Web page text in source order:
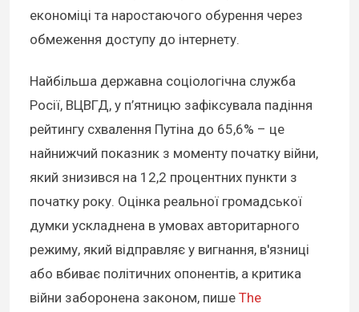
економіці та наростаючого обурення через
обмеження доступу до інтернету.
Найбільша державна соціологічна служба
Росії, ВЦВГД, у п’ятницю зафіксувала падіння
рейтингу схвалення Путіна до 65,6% – це
найнижчий показник з моменту початку війни,
який знизився на 12,2 процентних пункти з
початку року. Оцінка реальної громадської
думки ускладнена в умовах авторитарного
режиму, який відправляє у вигнання, в'язниці
або вбиває політичних опонентів, а критика
війни заборонена законом, пише The